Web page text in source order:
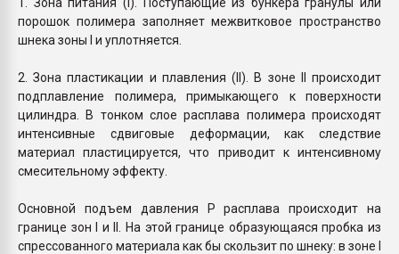
порошок полимера заполняет межвитковое пространство
шнека зоны I и уплотняется.
2. Зона пластикации и плавления (II). В зоне II происходит
подплавление полимера, примыкающего к поверхности
цилиндра. В тонком слое расплава полимера происходят
интенсивные сдвиговые деформации, как следствие
материал пластицируется, что приводит к интенсивному
смесительному эффекту.
Основной подъем давления P расплава происходит на
границе зон I и II. На этой границе образующаяся пробка из
спрессованного материала как бы скользит по шнеку: в зоне I